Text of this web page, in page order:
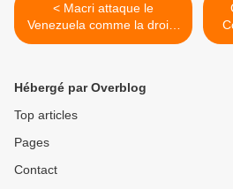
< Macri attaque le
Venezuela comme la droite
vénézuélienne a attaqué
Hébergé par Overblog
Top articles
Pages
Contact